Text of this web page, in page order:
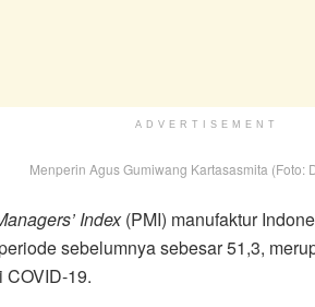
ADVERTISEMENT
Menperin Agus Gumiwang Kartasasmita (Foto:
Index(PMI) manufaktur
sebelumnya sebesar 51,3,
COVID-19.